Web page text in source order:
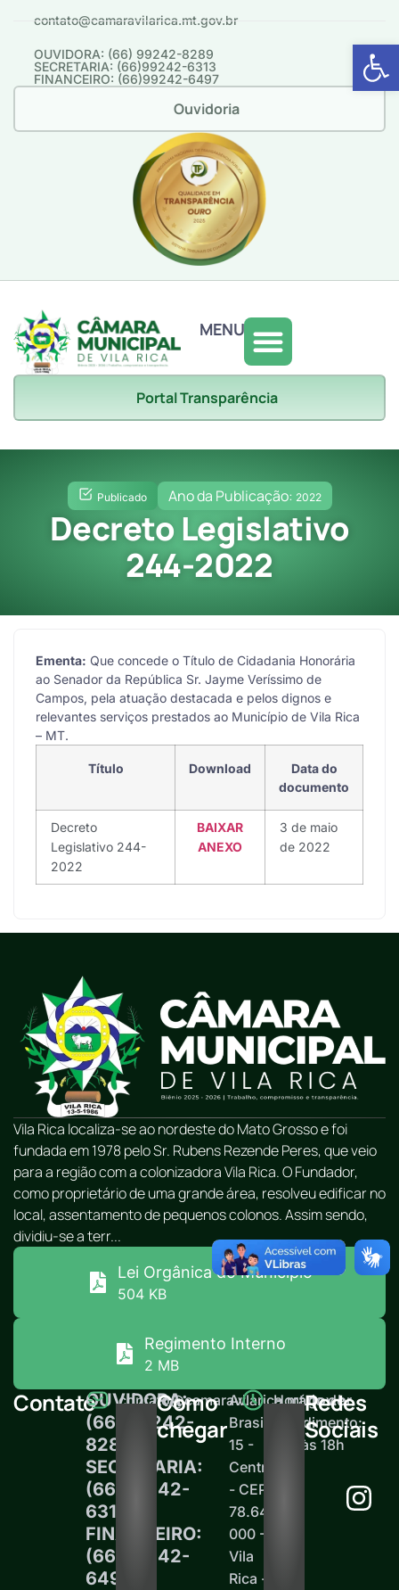
Abrir
contato@camaravilarica.mt.gov.br
OUVIDORA: (66) 99242-8289
SECRETARIA: (66)99242-6313
FINANCEIRO: (66)99242-6497
Ouvidoria
MENU
Portal Transparência
Publicado Ano da Publicação: 2022
Decreto Legislativo
244-2022
Ementa: Que concede o Título de Cidadania Honorária
ao Senador da República Sr. Jayme Veríssimo de
Campos, pela atuação destacada e pelos dignos e
relevantes serviços prestados ao Município de Vila Rica
– MT.
Título Download
Data do
documento
Decreto
Legislativo 244-
2022
BAIXAR
ANEXO
3 de maio
de 2022
Vila Rica localiza-se ao nordeste do Mato Grosso e foi
fundada em 1978 pelo Sr. Rubens Rezende Peres, que veio
para a região com a colonizadora Vila Rica. O Fundador,
como proprietário de uma grande área, resolveu edificar no
local, assentamento de pequenos colonos. Assim sendo,
dividiu-se a terr...
Lei Orgânica do Município
504 KB
Regimento Interno
2 MB
ContatoOUVIDORA:
(66) 99242-
8289
SECRETARIA:
(66)99242-
6313
FINANCEIRO:
(66)99242-
6497
contato@camaravilarica.mt.gov.br
Como
chegar
Av.
Brasil,
15 -
Centro
- CEP
78.645-
000 -
Vila
Rica -
Horário de
atendimento:
12h às 18h
Redes
Sociais